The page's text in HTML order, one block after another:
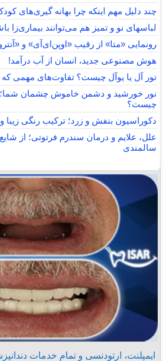
چند دلیل مهم اینکه چرا بهانه گیری‌های
لباس‎های نو و تمیز هم می‌توانند بیماری‌زا باشند!
رونمایی «متا» از رقیب «اوپن‌ای‌آی» و
هوش مصنوعی جدید، انسان از آب درآمد!
تور آل یا یوآل چیست؟ تفاوت‌های مهمی که
نور خورشید و دشمن خاموش چشمان
چیست؟
دکوراسیون بنفش و زرد؛ ترکیب رنگی زیبا و
علل، علایم و درمان سندرم فرتوتی؛ از
سالمندی
ایمپلنت، ارتودنسی و تمام خدمات